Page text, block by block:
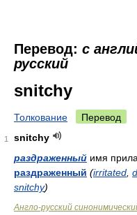
Перевод: с
русский
snitchy
Толкование Перевод
1
snitchy
раздраженный имя
раздраженный (irritated
snitchy)
Англо-русский